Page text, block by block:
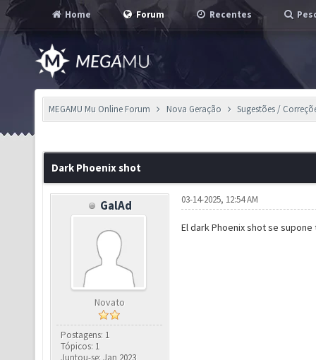
Home Forum Recentes
MEGAMU Mu Online Forum Nova Geração Sugestões /
Dark Phoenix shot
GalAd
Novato
Postagens: 1
Tópicos: 1
Juntou-se: Jan 2023
03-14-2025, 12:54 AM
El dark Phoenix shot se